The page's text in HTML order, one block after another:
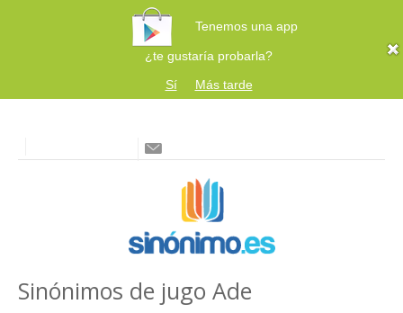
Tenemos una app
¿te gustaría probarla?
Sí
Más tarde
Sinónimos de jugo Ade